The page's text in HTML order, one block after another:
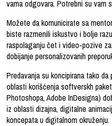
vama odgovara. Potrebni su vam
Možete da komunicirate sa
biste razmenili iskustvo i bolje
raspolaganju čet i video-pozive
dobijanje personalizovanih
Predavanja su koncipirana tako
oblasti korišćenja softverskh
Photoshopa, Adobe InDesigna)
iz oblasti dizajna, digitalne
koncepata u digitalnom okruženju.